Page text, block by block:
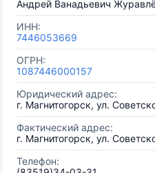
Андрей Ванадьевич
ИНН:
7446053669
ОГРН:
1087446000157
Юридический адрес:
г. Магнитогорск, ул.
Фактический адрес:
г. Магнитогорск, ул.
Телефон: